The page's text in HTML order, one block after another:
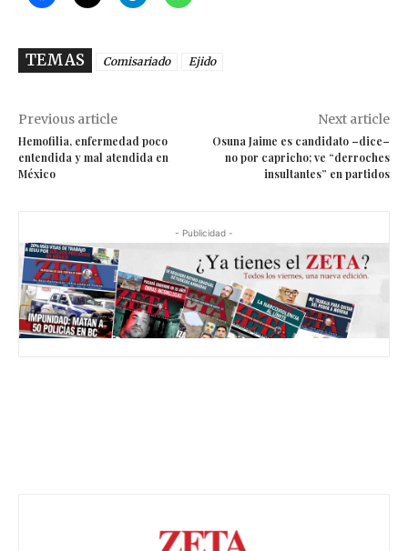
TEMAS Comisariado Ejido
Previous article
Hemofilia, enfermedad poco
entendida y mal atendida en
México
Next article
Osuna Jaime es candidato –dice–
no por capricho; ve “derroches
insultantes” en partidos
- Publicidad -